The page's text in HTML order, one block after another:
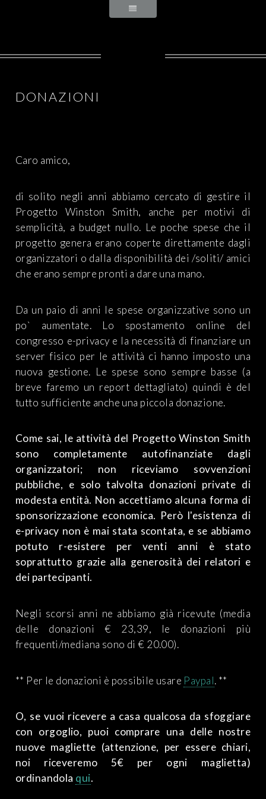
DONAZIONI
Caro amico,
di solito negli anni abbiamo cercato di gestire il
Progetto Winston Smith, anche per motivi di
semplicità, a budget nullo. Le poche spese che il
progetto genera erano coperte direttamente dagli
organizzatori o dalla disponibilità dei /soliti/ amici
che erano sempre pronti a dare una mano.
Da un paio di anni le spese organizzative sono un
po` aumentate. Lo spostamento online del
congresso e-privacy e la necessità di finanziare un
server fisico per le attività ci hanno imposto una
nuova gestione. Le spese sono sempre basse (a
breve faremo un report dettagliato) quindi è del
tutto sufficiente anche una piccola donazione.
Come sai, le attività del Progetto Winston Smith
sono completamente autofinanziate dagli
organizzatori; non riceviamo sovvenzioni
pubbliche, e solo talvolta donazioni private di
modesta entità. Non accettiamo alcuna forma di
sponsorizzazione economica. Però l'esistenza di
e-privacy non è mai stata scontata, e se abbiamo
potuto r-esistere per venti anni è stato
soprattutto grazie alla generosità dei relatori e
dei partecipanti.
Negli scorsi anni ne abbiamo già ricevute (media
delle donazioni € 23,39, le donazioni più
frequenti/mediana sono di € 20.00).
** Per le donazioni è possibile usare Paypal. **
O, se vuoi ricevere a casa qualcosa da sfoggiare
con orgoglio, puoi comprare una delle nostre
nuove magliette (attenzione, per essere chiari,
noi riceveremo 5€ per ogni maglietta)
ordinandola qui.